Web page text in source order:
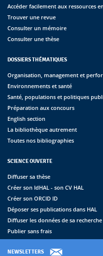
Accéder facilement aux ressources
Trouver une revue
Consulter un mémoire
Consulter une thèse
DOSSIERS THÉMATIQUES
Organisation, management et
Environnements et santé
Santé, populations et politiques
Préparation aux concours
English section
La bibliothèque autrement
Toutes nos bibliographies
SCIENCE OUVERTE
Diffuser sa thèse
Créer son IdHAL - son CV HAL
Créer son ORCID ID
Déposer ses publications dans HAL
Diffuser les données de sa recherche
Publier sans frais
NEWSLETTERS